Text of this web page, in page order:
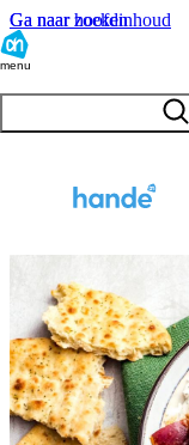
Ga naar hoofdinhoud
Ga naar zoeken
menu